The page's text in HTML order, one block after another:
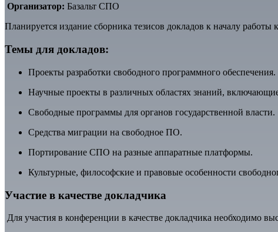
Организатор: Базальт СПО
Планируется издание сборника тезисов докладов к началу
Темы для докладов:
Проекты разработки свободного программного обеспечения.
Научные проекты в различных областях знаний,
Свободные программы для органов государственной власти.
Средства миграции на свободное ПО.
Портирование СПО на разные аппаратные платформы.
Культурные, философские и правовые особенности
Участие в качестве докладчика
Для участия в конференции в качестве докладчика необходимо